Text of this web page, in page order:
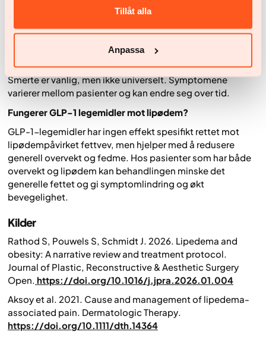
Tillåt alla
Anpassa
primært påvirke den generelle fettmassen. Det
lipødempåvirkede vevet vil vanligvis ikke påvirkes i samme
Smerte er vanlig, men ikke universelt. Symptomene
varierer mellom pasienter og kan endre seg over tid.
Fungerer GLP-1 legemidler mot lipødem?
GLP-1-legemidler har ingen effekt spesifikt rettet mot
lipødempåvirket fettvev, men hjelper med å redusere
generell overvekt og fedme. Hos pasienter som har både
overvekt og lipødem kan behandlingen minske det
generelle fettet og gi symptomlindring og økt
bevegelighet.
Kilder
Rathod S, Pouwels S, Schmidt J. 2026. Lipedema and
obesity: A narrative review and treatment protocol.
Journal of Plastic, Reconstructive & Aesthetic Surgery
Open. https://doi.org/10.1016/j.jpra.2026.01.004
Aksoy et al. 2021. Cause and management of lipedema‐
associated pain. Dermatologic Therapy.
https://doi.org/10.1111/dth.14364